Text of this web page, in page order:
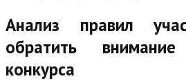
Анализ правил
обратить
конкурса